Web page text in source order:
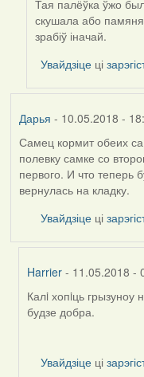
to
by
вас
Тая палёўка ўжо
скушала або
зрабіў іначай.
Увайдзіце ці
Дарья - 10.05.2018 -
Самец кормит обеих
полевку самке со
первого. И что теперь
вернулась на кладку.
Увайдзіце ці
Harrier - 11.05.2018 -
In
reply
Дарья
Калi хопiць грызуноу
будзе добра.
Увайдзіце ці